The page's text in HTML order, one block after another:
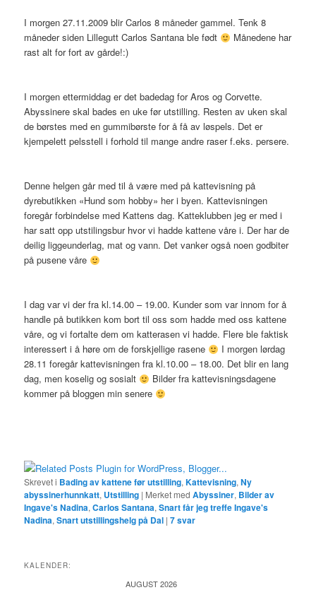
I morgen 27.11.2009 blir Carlos 8 måneder gammel. Tenk 8
måneder siden Lillegutt Carlos Santana ble født
Månedene har
rast alt for fort av gårde!:)
I morgen ettermiddag er det badedag for Aros og Corvette.
Abyssinere skal bades en uke før utstilling. Resten av uken skal
de børstes med en gummibørste for å få av løspels. Det er
kjempelett pelsstell i forhold til mange andre raser f.eks. persere.
Denne helgen går med til å være med på kattevisning på
dyrebutikken «Hund som hobby» her i byen. Kattevisningen
foregår forbindelse med Kattens dag. Katteklubben jeg er med i
har satt opp utstilingsbur hvor vi hadde kattene våre i. Der har de
deilig liggeunderlag, mat og vann. Det vanker også noen godbiter
på pusene våre
I dag var vi der fra kl.14.00 – 19.00. Kunder som var innom for å
handle på butikken kom bort til oss som hadde med oss kattene
våre, og vi fortalte dem om katterasen vi hadde. Flere ble faktisk
interessert i å høre om de forskjellige rasene
I morgen lørdag
28.11 foregår kattevisningen fra kl.10.00 – 18.00. Det blir en lang
dag, men koselig og sosialt
Bilder fra kattevisningsdagene
kommer på bloggen min senere
Skrevet i Bading av kattene før utstilling,Kattevisning,Ny
abyssinerhunnkatt, Utstilling | Merket med Abyssiner, Bilder av
Ingave's Nadina,Carlos Santana,Snart får jeg treffe Ingave's
Nadina,Snart utstillingshelg på Dal |7svar
KALENDER:
AUGUST 2026